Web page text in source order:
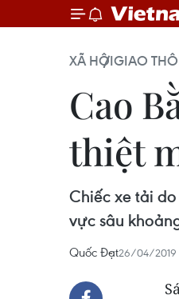
XÃ HỘIGIAO
Cao
thiệt
Chiếc xe tải
vực sâu
Quốc Đạt26/04/2019